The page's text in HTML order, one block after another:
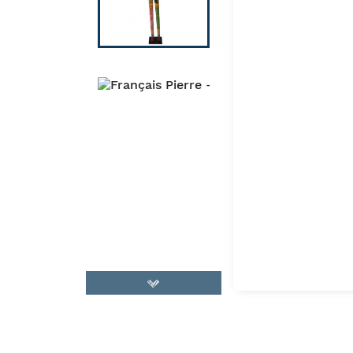
LUMINAIRE
FRUIT,